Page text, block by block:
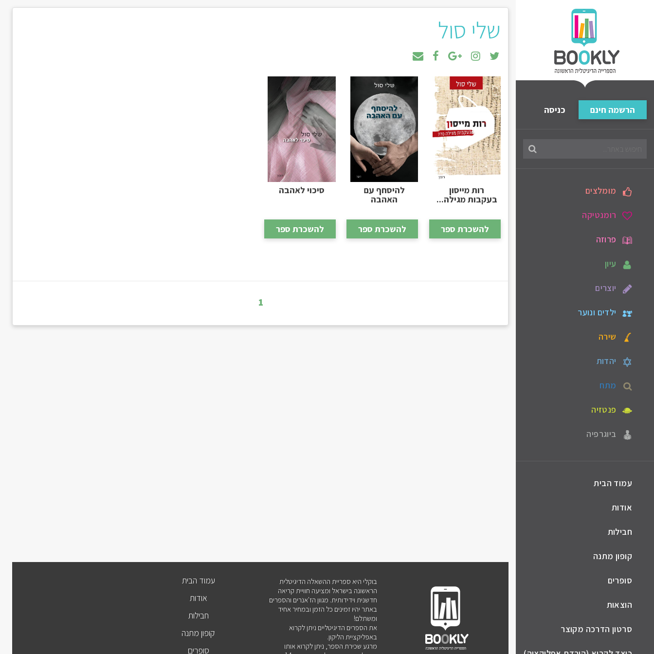
הרשמה חינם כניסה
מומלצים
רומנטיקה
פרוזה
עיון
יוצרים
ילדים ונוער
שירה
יהדות
מתח
פנטזיה
ביוגרפיה
עמוד הבית
אודות
חבילות
קופון מתנה
סופרים
הוצאות
סרטון הדרכה מקוצר
שלי סול
רות מייסון
בעקבות מגילה...
להשכרת ספר
להיסחף עם
האהבה
להשכרת ספר
סיכוי לאהבה
להשכרת ספר
1
בוקלי היא ספריית ההשאלה הדיגיטלית
הראשונה בישראל ומציעה חוויית קריאה
חדשנית וידידותית. מגוון הז'אנרים והספרים
באתר יהיו זמינים כל הזמן ובמחיר אחיד
ומשתלם!
את הספרים הדיגיטליים ניתן לקרוא
באפליקציית הליקון.
מרגע שכירת הספר, ניתן לקרוא אותו
עמוד הבית
אודות
חבילות
קופון מתנה
סופרים